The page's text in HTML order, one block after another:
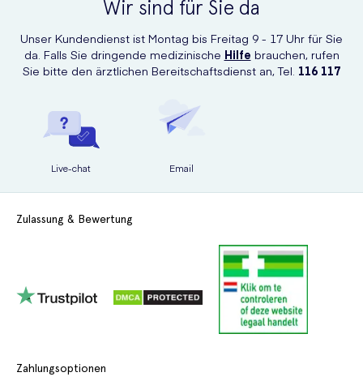
Wir sind für Sie da
Unser Kundendienst ist Montag bis Freitag 9 - 17 Uhr für Sie
da. Falls Sie dringende medizinische Hilfe brauchen, rufen
Sie bitte den ärztlichen Bereitschaftsdienst an, Tel. 116 117
Live-chat Email
Zulassung & Bewertung
Zahlungsoptionen